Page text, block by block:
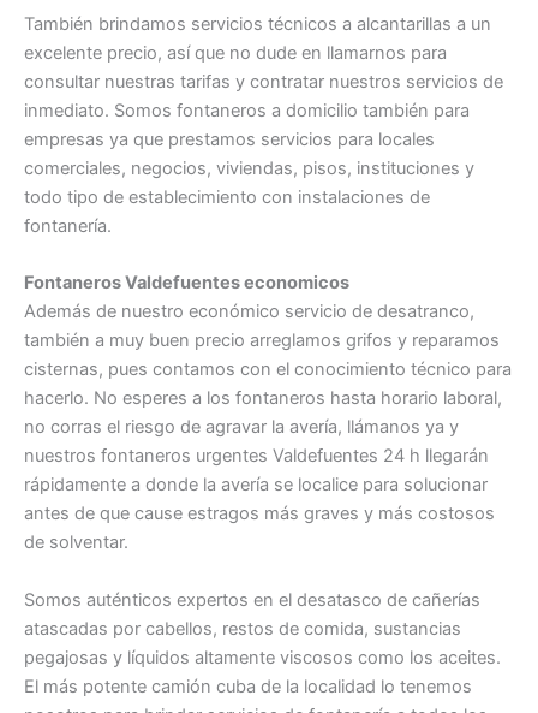
También brindamos servicios técnicos a alcantarillas a un
excelente precio, así que no dude en llamarnos para
consultar nuestras tarifas y contratar nuestros servicios de
inmediato. Somos fontaneros a domicilio también para
empresas ya que prestamos servicios para locales
comerciales, negocios, viviendas, pisos, instituciones y
todo tipo de establecimiento con instalaciones de
fontanería.
Fontaneros Valdefuentes economicos
Además de nuestro económico servicio de desatranco,
también a muy buen precio arreglamos grifos y reparamos
cisternas, pues contamos con el conocimiento técnico para
hacerlo. No esperes a los fontaneros hasta horario laboral,
no corras el riesgo de agravar la avería, llámanos ya y
nuestros fontaneros urgentes Valdefuentes 24 h llegarán
rápidamente a donde la avería se localice para solucionar
antes de que cause estragos más graves y más costosos
de solventar.
Somos auténticos expertos en el desatasco de cañerías
atascadas por cabellos, restos de comida, sustancias
pegajosas y líquidos altamente viscosos como los aceites.
El más potente camión cuba de la localidad lo tenemos